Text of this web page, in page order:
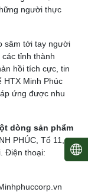
người thực
sâm tới tay người
tỉnh thành
hồi tích cực, tin
HTX Minh Phúc
ứng được nhu
dòng sản phẩm
PHÚC, Tổ 11,
Điện thoại: